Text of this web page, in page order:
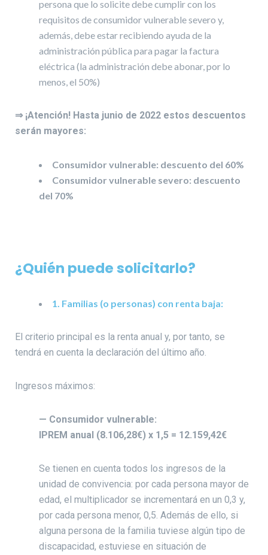
persona que lo solicite debe cumplir con los
requisitos de consumidor vulnerable severo y,
además, debe estar recibiendo ayuda de la
administración pública para pagar la factura
eléctrica (la administración debe abonar, por lo
menos, el 50%)
⇒ ¡Atención! Hasta junio de 2022 estos descuentos
serán mayores:
Consumidor vulnerable: descuento del 60%
Consumidor vulnerable severo: descuento
del 70%
¿Quién puede solicitarlo?
1. Familias (o personas) con renta baja:
El criterio principal es la renta anual y, por tanto, se
tendrá en cuenta la declaración del último año.
Ingresos máximos:
— Consumidor vulnerable:
IPREM anual (8.106,28€) x 1,5 = 12.159,42€
Se tienen en cuenta todos los ingresos de la
unidad de convivencia: por cada persona mayor de
edad, el multiplicador se incrementará en un 0,3 y,
por cada persona menor, 0,5. Además de ello, si
alguna persona de la familia tuviese algún tipo de
discapacidad, estuviese en situación de